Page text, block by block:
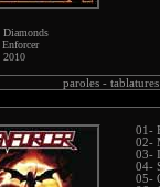
Diamonds
Enforcer
2010
paroles -
01-
02-
03-
04-
05-